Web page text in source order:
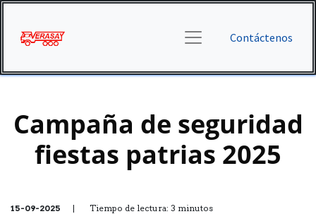
Contáctenos
Campaña de seguridad
fiestas patrias 2025
15-09-2025 | Tiempo de lectura: 3 minutos